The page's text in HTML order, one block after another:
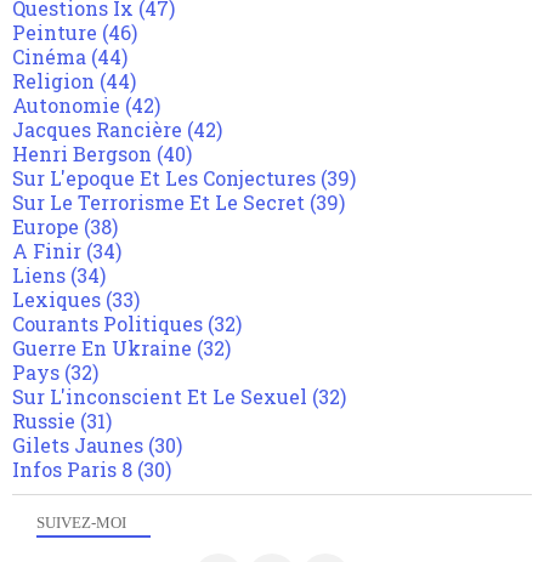
SUIVEZ-MOI
Questions Ix (47)
Peinture (46)
Cinéma (44)
Religion (44)
Autonomie (42)
Jacques Rancière (42)
Henri Bergson (40)
Sur L'epoque Et Les Conjectures (39)
Sur Le Terrorisme Et Le Secret (39)
Europe (38)
A Finir (34)
Liens (34)
Lexiques (33)
Courants Politiques (32)
Guerre En Ukraine (32)
Pays (32)
Sur L'inconscient Et Le Sexuel (32)
Russie (31)
Gilets Jaunes (30)
Infos Paris 8 (30)